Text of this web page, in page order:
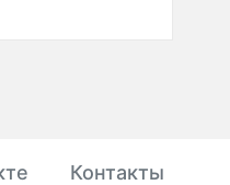
Контакты